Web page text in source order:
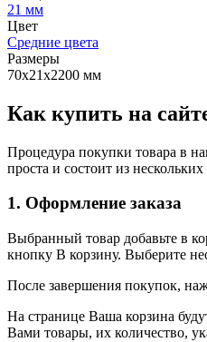
21 мм
Цвет
Средние цвета
Размеры
70х21х2200 мм
Как купить на
Процедура покупки товара в
проста и состоит из
1. Оформление заказа
Выбранный товар добавьте в
кнопку В корзину. Выберите
После завершения покупок,
На странице Ваша корзина
Вами товары, их количество,